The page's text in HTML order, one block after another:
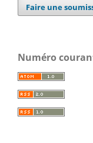
Faire une
Numéro